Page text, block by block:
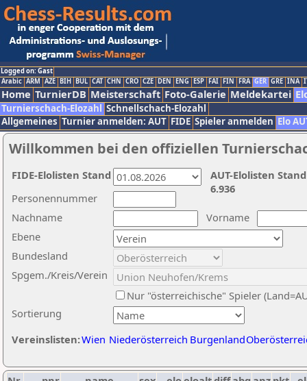
Logged on: Gast
Arabic ARM AZE BIH BUL CAT CHN CRO CZE DEN ENG ESP FAI FIN FRA GER GRE INA
Home TurnierDB Meisterschaft Foto-Galerie Meldekartei
Turnierschach-Elozahl Schnellschach-Elozahl
Allgemeines Turnier anmelden: AUT FIDE Spieler anmelden Elo
Willkommen bei den offiziellen
Nachname
Vorname
Ebene
Sortierung
Personennummer
Bundesland
Spgem./Kreis/Verein
Nur "österreichische" Spieler
Vereinslisten:Wien Niederösterreich Burgenland
AUT-Elolisten
6.936
FIDE-Elolisten Stand